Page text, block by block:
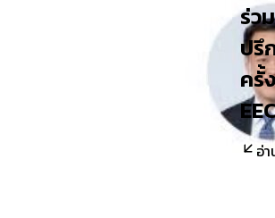
ร่ว
ปรึ
ครั้
อ่